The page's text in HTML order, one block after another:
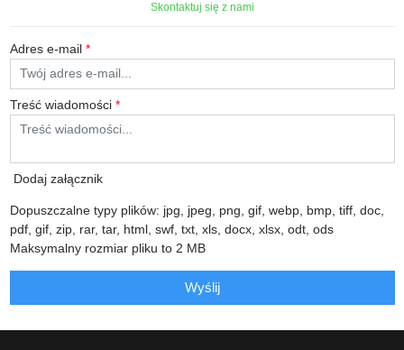
Skontaktuj się z nami
Adres e-mail *
Treść wiadomości *
Dodaj załącznik
Dopuszczalne typy plików: jpg, jpeg, png, gif, webp, bmp, tiff, doc,
pdf, gif, zip, rar, tar, html, swf, txt, xls, docx, xlsx, odt, ods
Maksymalny rozmiar pliku to 2 MB
Wyślij